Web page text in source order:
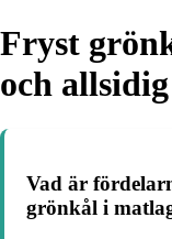
Fryst
och
Vad är
grönkål i